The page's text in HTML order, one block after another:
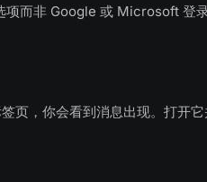
项而非 Google 或 Microsoft 登
页，你会看到消息出现。打开